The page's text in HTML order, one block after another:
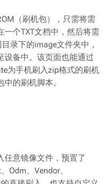
（刷机包），只需将需
个TXT文档中，然后将需
录下的image文件夹中，
设备中。该页面也能通过
为手机刷入zip格式的刷机
的刷机脚本。
任意镜像文件，预置了
Odm、Vendor、